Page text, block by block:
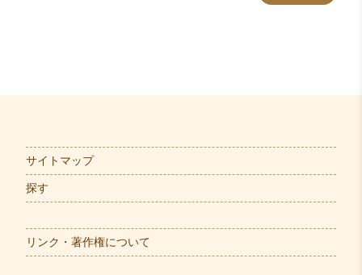
サイトマップ
探す
リンク・著作権について